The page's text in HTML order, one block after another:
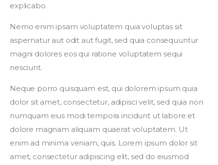
explicabo.
Nemo enim ipsam voluptatem quia voluptas sit
aspernatur aut odit aut fugit, sed quia consequuntur
magni dolores eos qui ratione voluptatem sequi
nesciunt.
Neque porro quisquam est, qui dolorem ipsum quia
dolor sit amet, consectetur, adipisci velit, sed quia non
numquam eius modi tempora incidunt ut labore et
dolore magnam aliquam quaerat voluptatem. Ut
enim ad minima veniam, quis. Lorem ipsum dolor sit
amet, consectetur adipiscing elit, sed do eiusmod